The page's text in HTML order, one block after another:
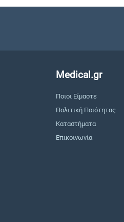
Medical.gr
Ποιοι Είμαστε
Πολιτική Ποιότητας
Καταστήματα
Επικοινωνία